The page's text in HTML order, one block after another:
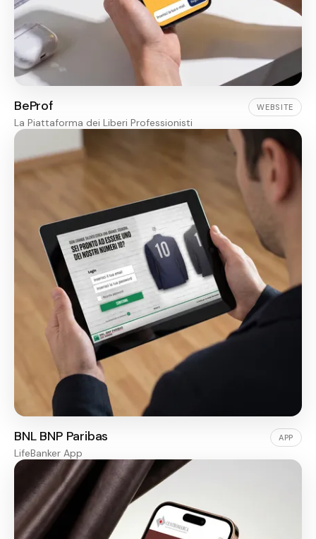
BeProf
La Piattaforma dei Liberi Professionisti
WEBSITE
BNL BNP Paribas
LifeBanker App
APP